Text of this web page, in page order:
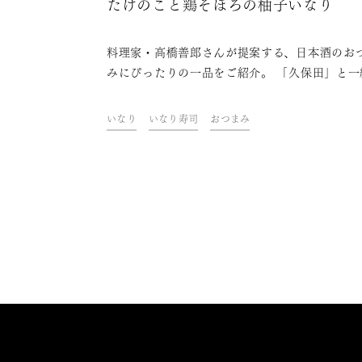
たけのこと鶏そぼろの柚子いなり
料理家・高橋善郎さんが提案する、日本酒のお
みにぴったりの一品をご紹介。 「久保田」と一
い。
いなり いなり寿司 おつまみ